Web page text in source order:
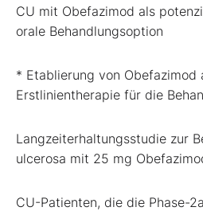
CU mit Obefazimod als
orale Behandlungsoption
* Etablierung von Obefazimod
Erstlinientherapie für die
Langzeiterhaltungsstudie zur
ulcerosa mit 25 mg
CU-Patienten, die die Phase-